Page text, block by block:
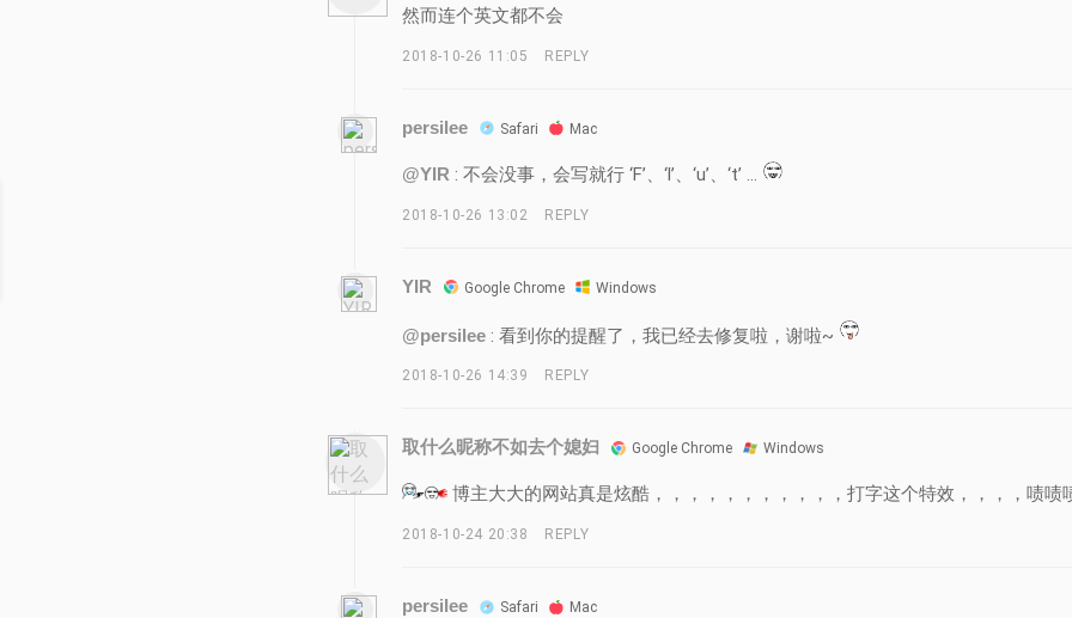
然而连个英文都不会
2018-10-26 11:05 REPLY
persilee Safari Mac
@YIR : 不会没事，会写就行 ‘F’、‘l’、‘u’、‘t’ ...
2018-10-26 13:02 REPLY
YIR Google Chrome Windows
@persilee : 看到你的提醒了，我已经去修复啦，谢啦~
2018-10-26 14:39 REPLY
取什么昵称不如去个媳妇 Google Chrome Windows
博主大大的网站真是炫酷，，，，，，，，，，，打字这个特效，，，，啧啧
2018-10-24 20:38 REPLY
persilee Safari Mac